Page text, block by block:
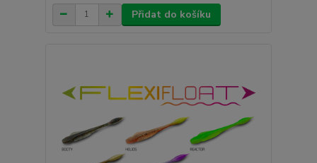
Přidat do košíku